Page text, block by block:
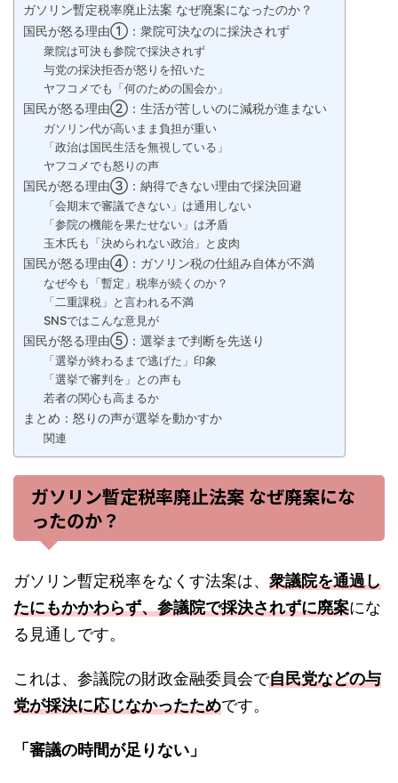
ガソリン暫定税率廃止法案 なぜ廃案になったのか？
国民が怒る理由①：衆院可決なのに採決されず
衆院は可決も参院で採決されず
与党の採決拒否が怒りを招いた
ヤフコメでも「何のための国会か」
国民が怒る理由②：生活が苦しいのに減税が進まない
ガソリン代が高いまま負担が重い
「政治は国民生活を無視している」
ヤフコメでも怒りの声
国民が怒る理由③：納得できない理由で採決回避
「会期末で審議できない」は通用しない
「参院の機能を果たせない」は矛盾
玉木氏も「決められない政治」と皮肉
国民が怒る理由④：ガソリン税の仕組み自体が不満
なぜ今も「暫定」税率が続くのか？
「二重課税」と言われる不満
SNSではこんな意見が
国民が怒る理由⑤：選挙まで判断を先送り
「選挙が終わるまで逃げた」印象
「選挙で審判を」との声も
若者の関心も高まるか
まとめ：怒りの声が選挙を動かすか
関連
ガソリン暫定税率廃止法案 なぜ廃案にな
ったのか？
ガソリン暫定税率をなくす法案は、 衆議院を通過し
たにもかかわらず、参議院で採決されずに廃案にな
る見通しです。
これは、参議院の財政金融委員会で自民党などの与
党が採決に応じなかったためです。
「審議の時間が足りない」